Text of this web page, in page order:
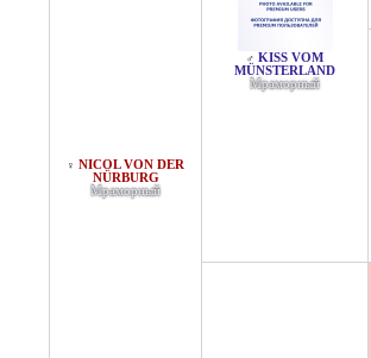
♀ NICOL VON DER
NÜRBURG
Мраморный
♂ KISS VOM
MÜNSTERLAND
Мраморный